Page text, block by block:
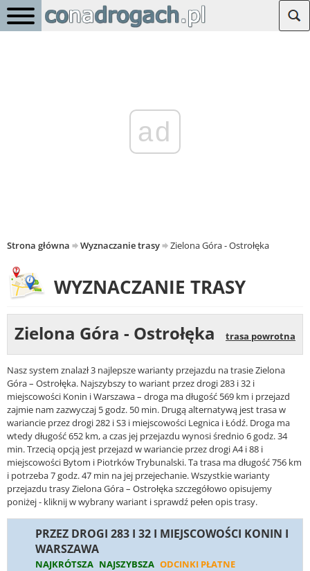
ad
Strona główna Wyznaczanie trasy Zielona Góra - Ostrołęka
WYZNACZANIE TRASY
Zielona Góra - Ostrołęka trasa powrotna
Nasz system znalazł 3 najlepsze warianty przejazdu na trasie Zielona
Góra – Ostrołęka. Najszybszy to wariant przez drogi 283 i 32 i
miejscowości Konin i Warszawa – droga ma długość 569 km i przejazd
zajmie nam zazwyczaj 5 godz. 50 min. Drugą alternatywą jest trasa w
wariancie przez drogi 282 i S3 i miejscowości Legnica i Łódź. Droga ma
wtedy długość 652 km, a czas jej przejazdu wynosi średnio 6 godz. 34
min. Trzecią opcją jest przejazd w wariancie przez drogi A4 i 88 i
miejscowości Bytom i Piotrków Trybunalski. Ta trasa ma długość 756 km
i potrzeba 7 godz. 47 min na jej przejechanie. Wszystkie warianty
przejazdu trasy Zielona Góra – Ostrołęka szczegółowo opisujemy
poniżej - kliknij w wybrany wariant i sprawdź pełen opis trasy.
PRZEZ DROGI 283 I 32 I MIEJSCOWOŚCI KONIN I
WARSZAWA
NAJKRÓTSZA NAJSZYBSZA ODCINKI PŁATNE